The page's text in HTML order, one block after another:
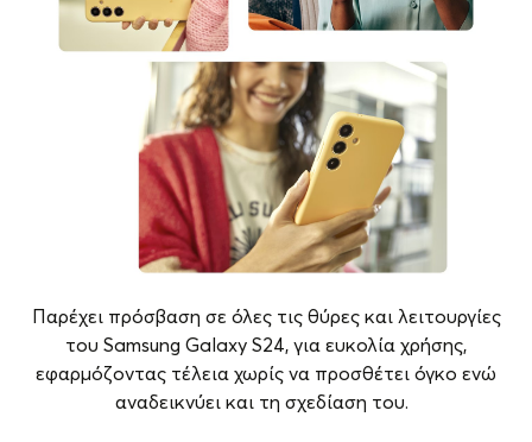
Παρέχει πρόσβαση σε όλες τις θύρες και λειτουργίες
του Samsung Galaxy S24, για ευκολία χρήσης,
εφαρμόζοντας τέλεια χωρίς να προσθέτει όγκο ενώ
αναδεικνύει και τη σχεδίαση του.